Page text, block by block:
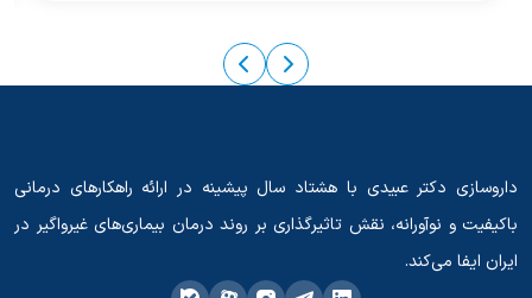
داروسازی دکتر عبیدی با هشتاد سال پیشینه در ارائه راهکارهای درمانی
باکیفیت و نوآورانه، نقش تاثیرگذاری بر روند درمان بیماری‌های غیرواگیر در
ایران ایفا می‌کند.